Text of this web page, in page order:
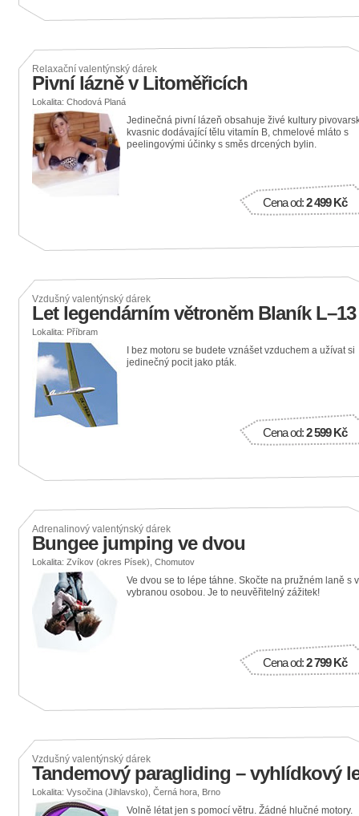
Relaxační valentýnský dárek
Pivní lázně v Litoměřicích
Lokalita: Chodová Planá
Jedinečná pivní lázeň obsahuje živé kultury
kvasnic dodávající tělu vitamín B, chmelové mláto s
peelingovými účinky s směs drcených bylin.
Cena od:2 499 Kč
Vzdušný valentýnský dárek
Let legendárním větroněm Blaník L–13
Lokalita: Příbram
I bez motoru se budete vznášet vzduchem a užívat si
jedinečný pocit jako pták.
Cena od:2 599 Kč
Adrenalinový valentýnský dárek
Bungee jumping ve dvou
Lokalita: Zvíkov (okres Písek), Chomutov
Ve dvou se to lépe táhne. Skočte na pružném laně s
vybranou osobou. Je to neuvěřitelný zážitek!
Cena od:2 799 Kč
Vzdušný valentýnský dárek
Tandemový paragliding – vyhlídkový
Lokalita: Vysočina (Jihlavsko), Černá hora, Brno
Volně létat jen s pomocí větru. Žádné hlučné motory.